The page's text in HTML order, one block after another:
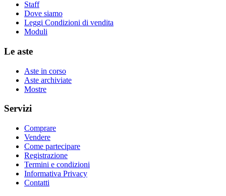
Staff
Dove siamo
Leggi Condizioni di vendita
Moduli
Le aste
Aste in corso
Aste archiviate
Mostre
Servizi
Comprare
Vendere
Come partecipare
Registrazione
Termini e condizioni
Informativa Privacy
Contatti